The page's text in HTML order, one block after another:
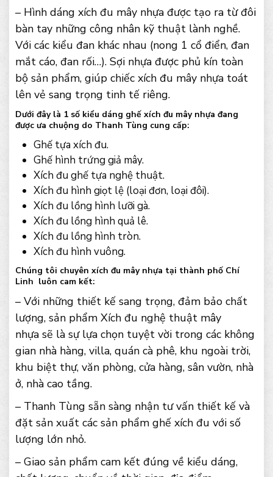
– Hình dáng xích đu mây nhựa được tạo ra từ đôi
bàn tay những công nhân kỹ thuật lành nghề.
Với các kiểu đan khác nhau (nong 1 cổ điển, đan
mắt cáo, đan rối…). Sợi nhựa được phủ kín toàn
bộ sản phẩm, giúp chiếc xích đu mây nhựa toát
lên vẻ sang trọng tinh tế riêng.
Dưới đây là 1 số kiểu dáng ghế xích đu mây nhựa đang
được ưa chuộng do Thanh Tùng cung cấp:
Ghế tựa xích đu.
Ghế hình trứng giả mây.
Xích đu ghế tựa nghệ thuật.
Xích đu hình giọt lệ (loại đơn, loại đôi).
Xích đu lồng hình lưỡi gà.
Xích đu lồng hình quả lê.
Xích đu lồng hình tròn.
Xích đu hình vuông.
Chúng tôi chuyên xích đu mây nhựa tại thành phố Chí
Linh luôn cam kết:
– Với những thiết kế sang trọng, đảm bảo chất
lượng, sản phẩm Xích đu nghệ thuật mây
nhựa sẽ là sự lựa chọn tuyệt vời trong các không
gian nhà hàng, villa, quán cà phê, khu ngoài trời,
khu biệt thự, văn phòng, cửa hàng, sân vườn, nhà
ở, nhà cao tầng.
– Thanh Tùng sẵn sàng nhận tư vấn thiết kế và
đặt sản xuất các sản phẩm ghế xích đu với số
lượng lớn nhỏ.
– Giao sản phẩm cam kết đúng về kiểu dáng,